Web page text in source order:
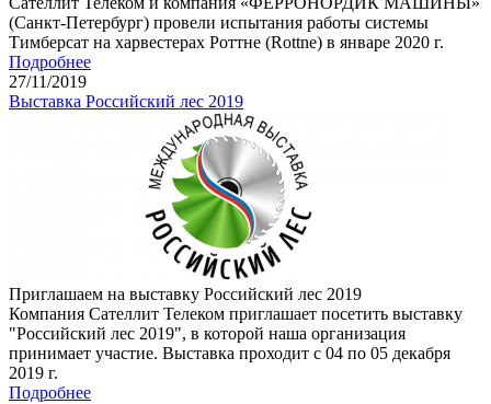
(Санкт-Петербург) провели испытания работы системы
Тимберсат на харвестерах Роттне (Rottne) в январе 2020 г.
Подробнее
27/11/2019
Выставка Российский лес 2019
Приглашаем на выставку Российский лес 2019
Компания Сателлит Телеком приглашает посетить выставку
"Российский лес 2019", в которой наша организация
принимает участие. Выставка проходит с 04 по 05 декабря
2019 г.
Подробнее